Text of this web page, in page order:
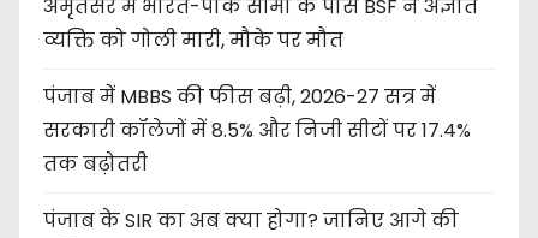
अमृतसर में भारत-पाक सीमा के पास BSF ने अज्ञात
व्यक्ति को गोली मारी, मौके पर मौत
पंजाब में MBBS की फीस बढ़ी, 2026-27 सत्र में
सरकारी कॉलेजों में 8.5% और निजी सीटों पर 17.4%
तक बढ़ोतरी
पंजाब के SIR का अब क्या होगा? जानिए आगे की